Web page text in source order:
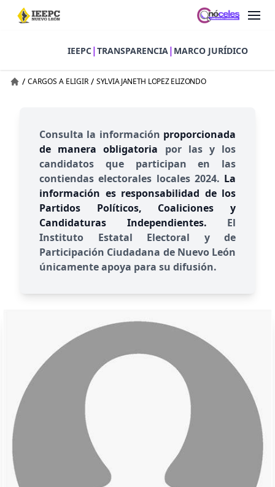
IEEPC|TRANSPARENCIA| MARCO JURÍDICO
/ CARGOS A ELIGIR / SYLVIA JANETH LOPEZ ELIZONDO
Consulta la información proporcionada
de manera obligatoria por las y los
candidatos que participan en las
contiendas electorales locales 2024. La
información es responsabilidad de los
Partidos Políticos, Coaliciones y
Candidaturas Independientes. El
Instituto Estatal Electoral y de
Participación Ciudadana de Nuevo León
únicamente apoya para su difusión.